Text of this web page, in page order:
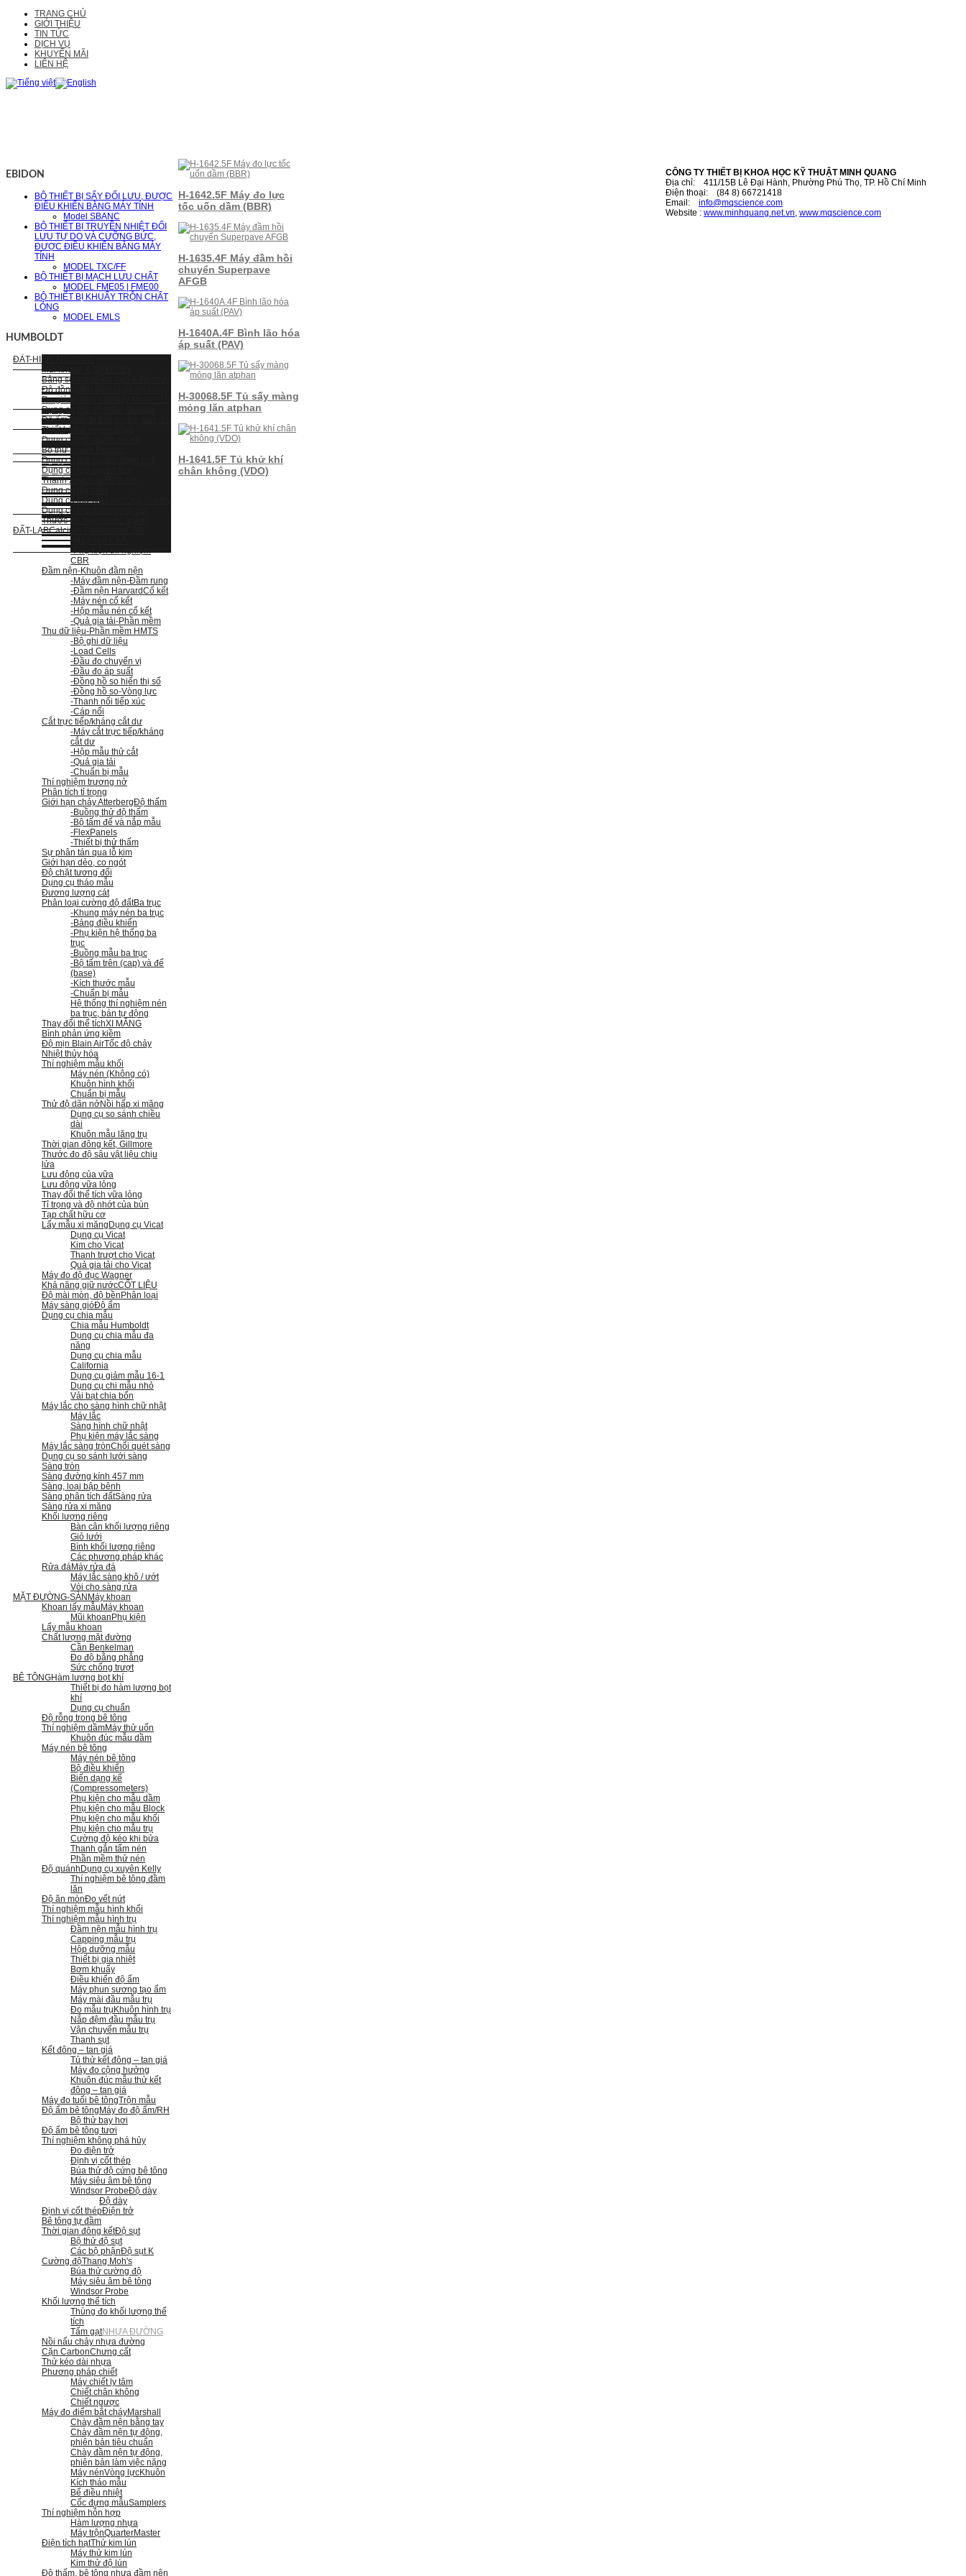
TRANG CHỦ
GIỚI THIỆU
TIN TỨC
DỊCH VỤ
KHUYẾN MÃI
LIÊN HỆ
EBIDON
BỘ THIẾT BỊ SẤY ĐỐI LƯU, ĐƯỢC
ĐIỀU KHIỂN BẰNG MÁY TÍNH
Model SBANC
BỘ THIẾT BỊ TRUYỀN NHIỆT ĐỐI
LƯU TỰ DO VÀ CƯỠNG BỨC,
ĐƯỢC ĐIỀU KHIỂN BẰNG MÁY
TÍNH
MODEL TXC/FF
BỘ THIẾT BỊ MẠCH LƯU CHẤT
MODEL FME05 | FME00
BỘ THIẾT BỊ KHUẤY TRỘN CHẤT
LỎNG
MODEL EMLS
HUMBOLDT
ĐẤT-HIỆN TRƯỜNG
Mũi khoan & Bộ khoan
Bảng so màu
Độ đồng đều đầm chặt, độ cứng
Đo giá trị điện môi
Dụng cụ thử độ thấm Guelph
Độ ẩmThiết bị thử xuyên, búa đôi
Thiết bị thử xuyên động
Dụng cụ thử xuyên bỏ túi
Bộ thử xuyên Proctor
Dụng cụ thử xuyên, vòng lực
Dụng cụ thử xuyên tĩnh
Thanh xuyên dò
Dụng cụ lấy mẫu
Dụng cụ thử cắt cánh
Dụng cụ thử thấm vòng đôi
Thước đo mực nước ngầm
ĐẤT-LABCalcium Carbonate
-Phụ kiện thí nghiệm
CBR
Đầm nện-Khuôn đầm nện
-Máy đầm nện-Đầm rung
-Đầm nện HarvardCố kết
-Máy nén cố kết
-Hộp mẫu nén cố kết
-Quả gia tải-Phần mềm
Thu dữ liệu-Phần mềm HMTS
-Bộ ghi dữ liệu
-Load Cells
-Đầu đo chuyển vị
-Đầu đo áp suất
-Đồng hồ so hiển thị số
-Đồng hồ so-Vòng lực
-Thanh nối tiếp xúc
-Cáp nối
Cắt trực tiếp/kháng cắt dư
-Máy cắt trực tiếp/kháng
cắt dư
-Hộp mẫu thử cắt
-Quả gia tải
-Chuẩn bị mẫu
Thí nghiệm trương nở
Phân tích tỉ trọng
Giới hạn chảy AtterbergĐộ thấm
-Buồng thử độ thấm
-Bộ tấm đế và nắp mẫu
-FlexPanels
-Thiết bị thử thấm
Sự phân tán qua lỗ kim
Giới hạn dẻo, co ngót
Độ chặt tương đối
Dụng cụ tháo mẫu
Đương lượng cát
Phân loại cường độ đấtBa trục
-Khung máy nén ba trục
-Bảng điều khiển
-Phụ kiện hệ thống ba
trục
-Buồng mẫu ba trục
-Bộ tấm trên (cap) và đế
(base)
-Kích thước mẫu
-Chuẩn bị mẫu
Hệ thống thí nghiệm nén
ba trục, bán tự động
Thay đổi thể tíchXI MĂNG
Bình phản ứng kiềm
Độ mịn Blain AirTốc độ chảy
Nhiệt thủy hóa
Thí nghiệm mẫu khối
Máy nén (Không có)
Khuôn hình khối
Chuẩn bị mẫu
Thử độ dãn nởNồi hấp xi măng
Dụng cụ so sánh chiều
dài
Khuôn mẫu lăng trụ
Thời gian đông kết, Gillmore
Thước đo độ sâu vật liệu chịu
lửa
Lưu động của vữa
Lưu động vữa lỏng
Thay đổi thể tích vữa lỏng
Tỉ trọng và độ nhớt của bùn
Tạp chất hữu cơ
Lấy mẫu xi măng Dụng cụ Vicat
Dụng cụ Vicat
Kim cho Vicat
Thanh trượt cho Vicat
Quả gia tải cho Vicat
Máy đo độ đục Wagner
Khả năng giữ nướcCỐT LIỆU
Độ mài mòn, độ bền Phân loại
Máy sàng gióĐộ ẩm
Dụng cụ chia mẫu
Chia mẫu Humboldt
Dụng cụ chia mẫu đa
năng
Dụng cụ chia mẫu
California
Dụng cụ giảm mẫu 16-1
Dụng cụ chi mẫu nhỏ
Vải bạt chia bốn
Máy lắc cho sàng hình chữ nhật
Máy lắc
Sàng hình chữ nhật
Phụ kiện máy lắc sàng
Máy lắc sàng trònChổi quét sàng
Dụng cụ so sánh lưới sàng
Sàng tròn
Sàng đường kính 457 mm
Sàng, loại bập bênh
Sàng phân tích đấtSàng rửa
Sàng rửa xi măng
Khối lượng riêng
Bàn cân khối lượng riêng
Giỏ lưới
Bình khối lượng riêng
Các phương pháp khác
Rửa đáMáy rửa đá
Máy lắc sàng khô / ướt
Vòi cho sàng rửa
MẶT ĐƯỜNG-SÀN Máy khoan
Khoan lấy mẫu Máy khoan
Mũi khoan Phụ kiện
Lấy mẫu khoan
Chất lượng mặt đường
Cần Benkelman
Đo độ bằng phẳng
Sức chống trượt
BÊ TÔNGHàm lượng bọt khí
Thiết bị đo hàm lượng bọt
khí
Dụng cụ chuẩn
Độ rỗng trong bê tông
Thí nghiệm dầmMáy thử uốn
Khuôn đúc mẫu dầm
Máy nén bê tông
Máy nén bê tông
Bộ điều khiển
Biến dạng kế
(Compressometers)
Phụ kiện cho mẫu dầm
Phụ kiện cho mẫu Block
Phụ kiện cho mẫu khối
Phụ kiện cho mẫu trụ
Cường độ kéo khi bửa
Thanh gắn tấm nén
Phần mềm thử nén
Độ quánh Dụng cụ xuyên Kelly
Thí nghiệm bê tông đầm
lăn
Độ ăn mònĐo vết nứt
Thí nghiệm mẫu hình khối
Thí nghiệm mẫu hình trụ
Đầm nện mẫu hình trụ
Capping mẫu trụ
Hộp dưỡng mẫu
Thiết bị gia nhiệt
Bơm khuấy
Điều khiển độ ẩm
Máy phun sương tạo ẩm
Máy mài đầu mẫu trụ
Đo mẫu trụ Khuôn hình trụ
Nắp đệm đầu mẫu trụ
Vận chuyển mẫu trụ
Thanh sụt
Kết đông – tan giá
Tủ thử kết đông – tan giá
Máy đo cộng hưởng
Khuôn đúc mẫu thử kết
đông – tan giá
Máy đo tuổi bê tôngTrộn mẫu
Độ ẩm bê tông Máy đo độ ẩm/RH
Bộ thử bay hơi
Độ ẩm bê tông tươi
Thí nghiệm không phá hủy
Đo điện trở
Định vị cốt thép
Búa thử độ cứng bê tông
Máy siêu âm bê tông
Windsor ProbeĐộ dày
Độ dày
Định vị cốt thépĐiện trở
Bê tông tự đầm
Thời gian đông kếtĐộ sụt
Bộ thử độ sụt
Các bộ phậnĐộ sụt K
Cường độThang Moh's
Búa thử cường độ
Máy siêu âm bê tông
Windsor Probe
Khối lượng thể tích
Thùng đo khối lượng thể
tích
Tấm gạtNHỰA ĐƯỜNG
Nồi nấu chảy nhựa đường
Cặn CarbonChưng cất
Thử kéo dài nhựa
Phương pháp chiết
Máy chiết ly tâm
Chiết chân không
Chiết ngược
Máy đo điểm bắt cháyMarshall
Chày đầm nện bằng tay
Chày đầm nện tự động,
phiên bản tiêu chuẩn
Chày đầm nện tự động,
phiên bản làm việc nặng
Máy nénVòng lựcKhuôn
Kích tháo mẫu
Bể điều nhiệt
Cốc đựng mẫuSamplers
Thí nghiệm hỗn hợp
Hàm lượng nhựa
Máy trộnQuarterMaster
Điện tích hạtThử kim lún
Máy thử kim lún
Kim thử độ lún
Độ thấm, bê tông nhựa đầm nện
H-1642.5F Máy đo lực
tốc uốn dầm (BBR)
H-1635.4F Máy đầm hồi
chuyển Superpave
AFGB
H-1640A.4F Bình lão hóa
áp suất (PAV)
H-30068.5F Tủ sấy màng
mỏng lăn atphan
H-1641.5F Tủ khử khí
chân không (VDO)
CÔNG TY THIẾT BỊ KHOA HỌC KỸ THUẬT MINH QUANG
Địa chỉ: 411/15B Lê Đại Hành, Phường Phú Thọ, TP. Hồ Chí Minh
Điện thoại: (84 8) 66721418
Email: info@mqscience.com
Website : www.minhquang.net.vn, www.mqscience.com